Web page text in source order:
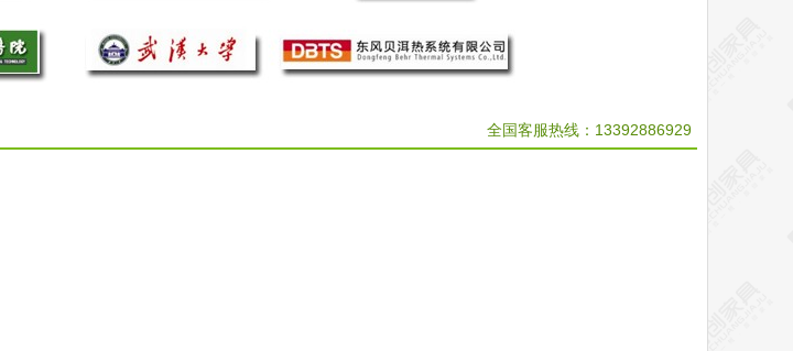
全国客服热线： 13392886929